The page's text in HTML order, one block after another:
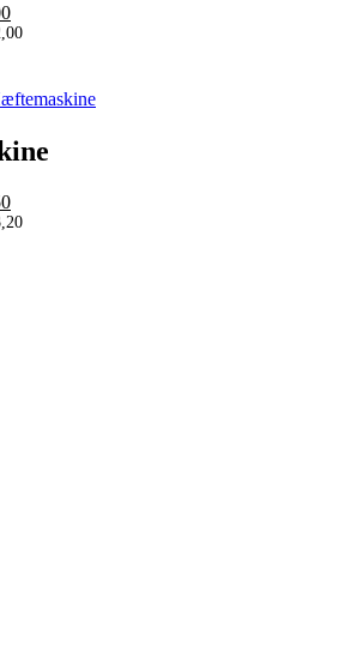
Den
aktuelle
kr. 15,00.
Den
aktuelle